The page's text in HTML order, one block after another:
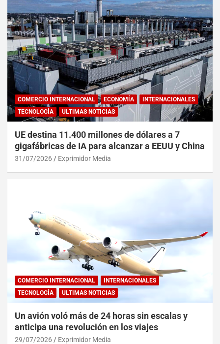
COMERCIO INTERNACIONAL ECONOMÍA
INTERNACIONALES
TECNOLOGÍA
ULTIMAS NOTICIAS
UE destina 11.400 millones de dólares a 7
gigafábricas de IA para alcanzar a EEUU y China
31/07/2026 Exprimidor Media
COMERCIO INTERNACIONAL
INTERNACIONALES
TECNOLOGÍA
ULTIMAS NOTICIAS
Un avión voló más de 24 horas sin escalas y
anticipa una revolución en los viajes
29/07/2026 Exprimidor Media